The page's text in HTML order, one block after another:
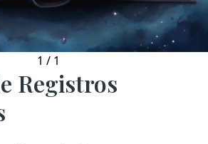
1 / 1
Registros